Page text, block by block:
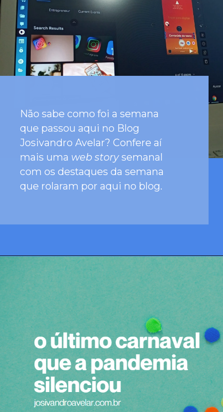
Não sabe como foi a semana
que passou aqui no Blog
Josivandro Avelar? Confere aí
mais uma web story semanal
com os destaques da semana
que rolaram por aqui no blog.